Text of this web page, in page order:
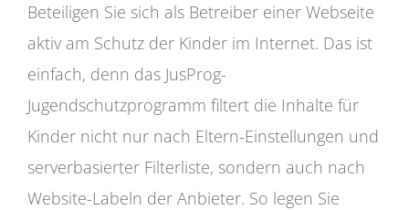
Beteiligen Sie sich als Betreiber einer Webseite
aktiv am Schutz der Kinder im Internet. Das ist
einfach, denn das JusProg-
Jugendschutzprogramm filtert die Inhalte für
Kinder nicht nur nach Eltern-Einstellungen und
serverbasierter Filterliste, sondern auch nach
Website-Labeln der Anbieter. So legen Sie